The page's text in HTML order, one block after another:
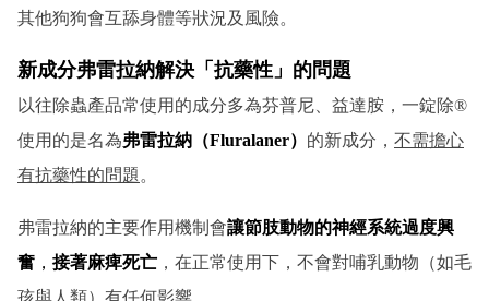
其他狗狗會互舔身體等狀況及風險。
新成分弗雷拉納解決「抗藥性」的問題
以往除蟲產品常使用的成分多為芬普尼、益達胺，一錠除®
使用的是名為弗雷拉納（Fluralaner） 的新成分， 不需擔心
有抗藥性的問題 。
弗雷拉納的主要作用機制會讓節肢動物的神經系統過度興
奮 ， 接著麻痺死亡 ，在正常使用下，不會對哺乳動物（如毛
孩與人類）有任何影響。